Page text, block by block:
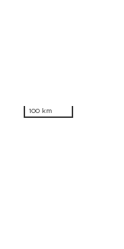
100 km